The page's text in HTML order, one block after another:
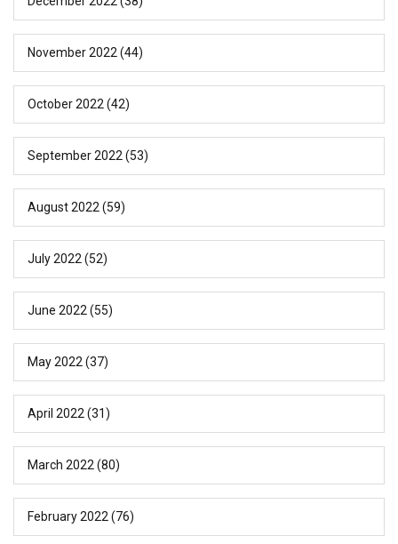
November 2022 (44)
October 2022 (42)
September 2022 (53)
August 2022 (59)
July 2022 (52)
June 2022 (55)
May 2022 (37)
April 2022 (31)
March 2022 (80)
February 2022 (76)